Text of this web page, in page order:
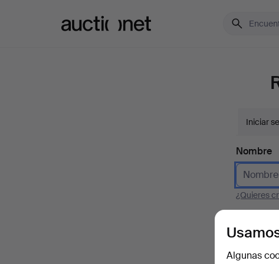
Iniciar
Nombre
¿Quieres
Algunas